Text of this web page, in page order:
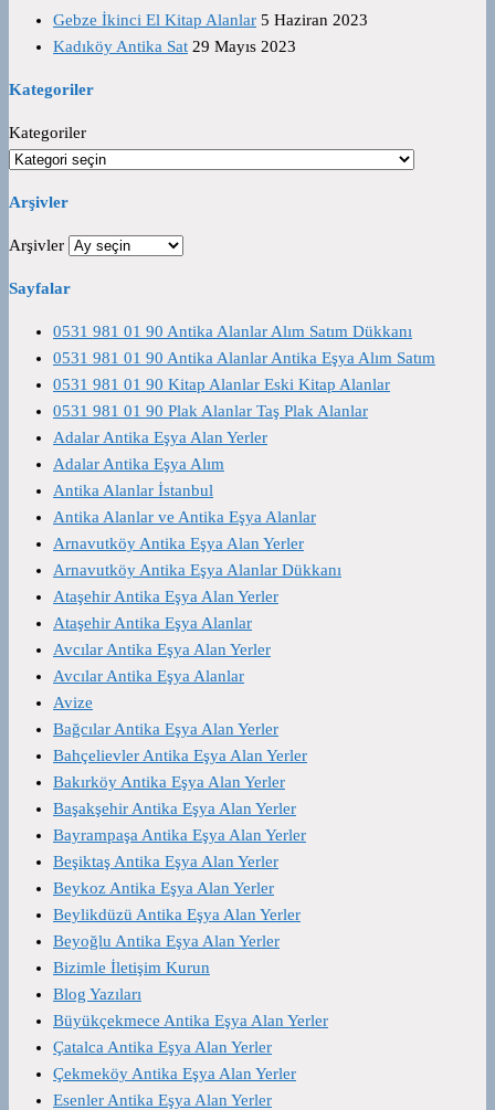
Gebze İkinci El Kitap Alanlar 5 Haziran 2023
Kadıköy Antika Sat 29 Mayıs 2023
Kategoriler
Kategoriler
Arşivler
Arşivler
Sayfalar
0531 981 01 90 Antika Alanlar Alım Satım Dükkanı
0531 981 01 90 Antika Alanlar Antika Eşya Alım Satım
0531 981 01 90 Kitap Alanlar Eski Kitap Alanlar
0531 981 01 90 Plak Alanlar Taş Plak Alanlar
Adalar Antika Eşya Alan Yerler
Adalar Antika Eşya Alım
Antika Alanlar İstanbul
Antika Alanlar ve Antika Eşya Alanlar
Arnavutköy Antika Eşya Alan Yerler
Arnavutköy Antika Eşya Alanlar Dükkanı
Ataşehir Antika Eşya Alan Yerler
Ataşehir Antika Eşya Alanlar
Avcılar Antika Eşya Alan Yerler
Avcılar Antika Eşya Alanlar
Avize
Bağcılar Antika Eşya Alan Yerler
Bahçelievler Antika Eşya Alan Yerler
Bakırköy Antika Eşya Alan Yerler
Başakşehir Antika Eşya Alan Yerler
Bayrampaşa Antika Eşya Alan Yerler
Beşiktaş Antika Eşya Alan Yerler
Beykoz Antika Eşya Alan Yerler
Beylikdüzü Antika Eşya Alan Yerler
Beyoğlu Antika Eşya Alan Yerler
Bizimle İletişim Kurun
Blog Yazıları
Büyükçekmece Antika Eşya Alan Yerler
Çatalca Antika Eşya Alan Yerler
Çekmeköy Antika Eşya Alan Yerler
Esenler Antika Eşya Alan Yerler